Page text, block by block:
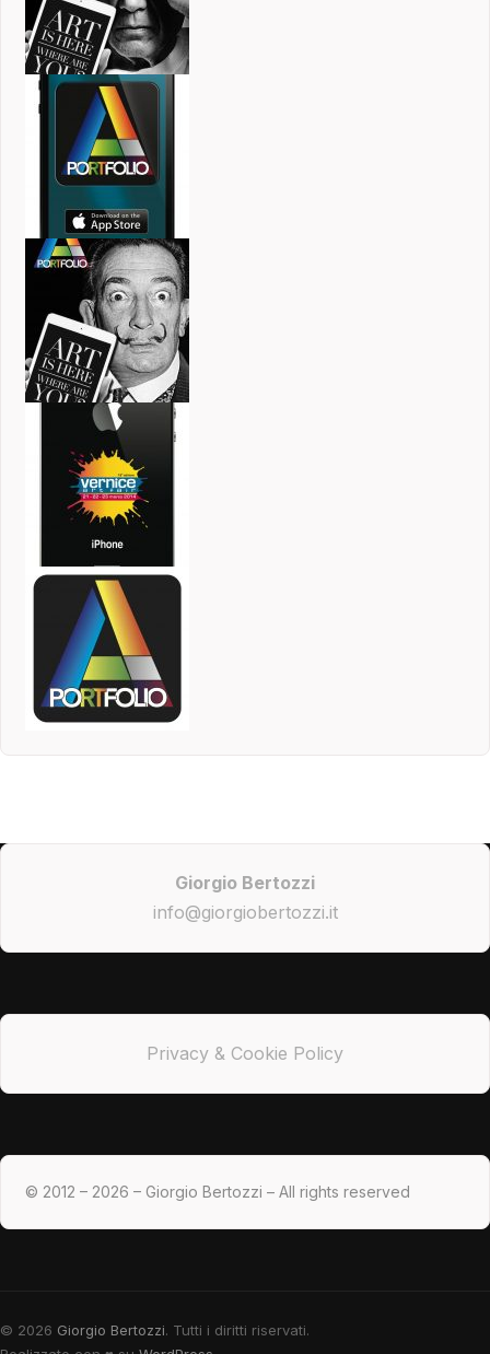
Giorgio Bertozzi
info@giorgiobertozzi.it
Privacy & Cookie Policy
© 2012 – 2026 – Giorgio Bertozzi – All rights reserved
© 2026 Giorgio Bertozzi. Tutti i diritti riservati.